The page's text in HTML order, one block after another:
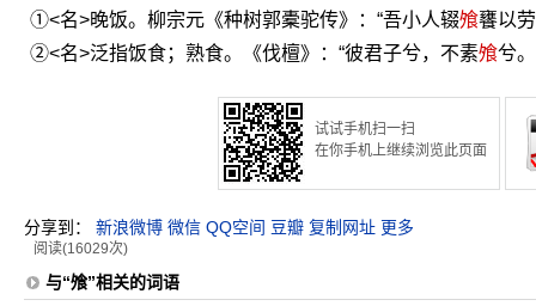
①<名>晚饭。柳宗元《种树郭橐驼传》：“吾小人辍飧饔以
②<名>泛指饭食；熟食。《伐檀》：“彼君子兮，不素飧兮。
试试手机扫一扫
在你手机上继续浏览此页面
分享到： 新浪微博 微信 QQ空间 豆瓣 复制网址 更多
阅读(16029次)
与“飧”相关的词语